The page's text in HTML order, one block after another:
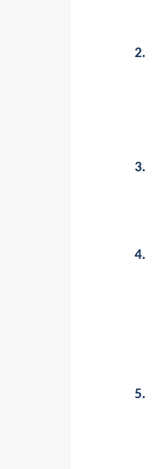
2.
3.
4.
5.